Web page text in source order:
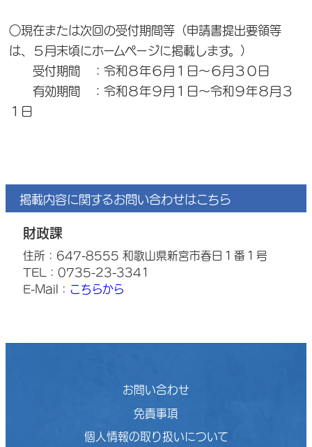
○現在または次回の受付期間等（申請書提出要領等
は、５月末頃にホームページに掲載します。）
受付期間 ：令和８年６月１日～６月３０日
有効期間 ：令和８年９月１日～令和９年８月３
１日
掲載内容に関するお問い合わせはこちら
財政課
住所：647-8555 和歌山県新宮市春日１番１号
TEL：0735-23-3341
E-Mail： こちらから
お問い合わせ
免責事項
個人情報の取り扱いについて